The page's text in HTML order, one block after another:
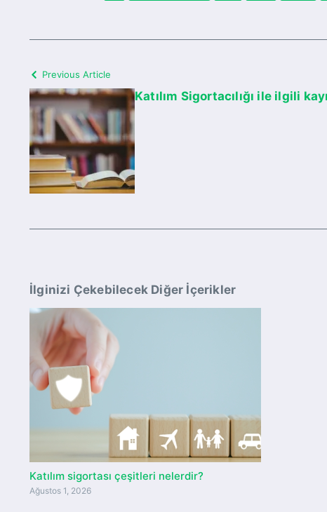
Previous Article
Katılım Sigortacılığı ile ilgili
İlginizi Çekebilecek Diğer İçerikler
Katılım sigortası çeşitleri nelerdir?
Ağustos 1, 2026